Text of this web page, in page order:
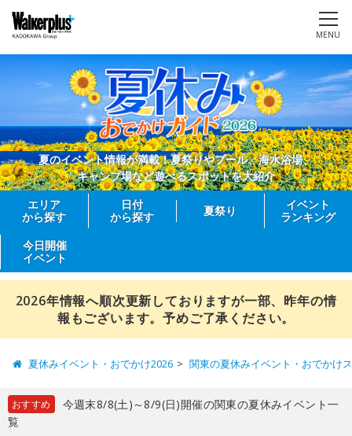
MENU
夏のイベント情報が満載！夏祭りやプール、海水浴場、
キャンプ場など遊べるスポットを大紹介
エリア
から探す
日付
から探す
夏祭り
イベント
ランキング
今日開催
イベント
2026年情報へ順次更新しておりますが一部、昨年の情
報もございます。予めご了承ください。
夏休みイベント・おでかけ2026 関東の夏休みイベント・おでかけ
おすすめ
今週末8/8(土)～8/9(日)開催の関東の夏休みイベント一
覧